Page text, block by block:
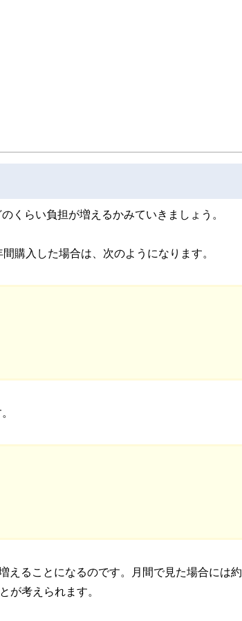
います。
引士、相続診断士、住宅ローンアドバイザー、DCプランナ
ントなど150名以上の有資格者を執筆者・監修者として迎
ます。
くらい負担が増えるかみていきましょう。
購入した場合は、次のようになります。
えることになるのです。月間で見た場合には約
が考えられます。